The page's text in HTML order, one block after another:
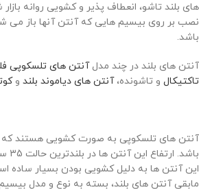
های بلند تاشو، انعطاف پذیر و کشویی روانه
نصب بر روی بیسیم هایی که آنتن آنها باز می
باشد.
آنتن های بلند در چند مدلآنتن های تلسکوپی
تاکتیکال و تاشونده، آنتن های دیاموند بلند و
آنتن های تلسکوپی به صورت کشویی هستند که
این آنتن ها به دلیل کشویی بودن بسیار ساده
مابقی آنتن های بلند، بسته به نوع و مدل